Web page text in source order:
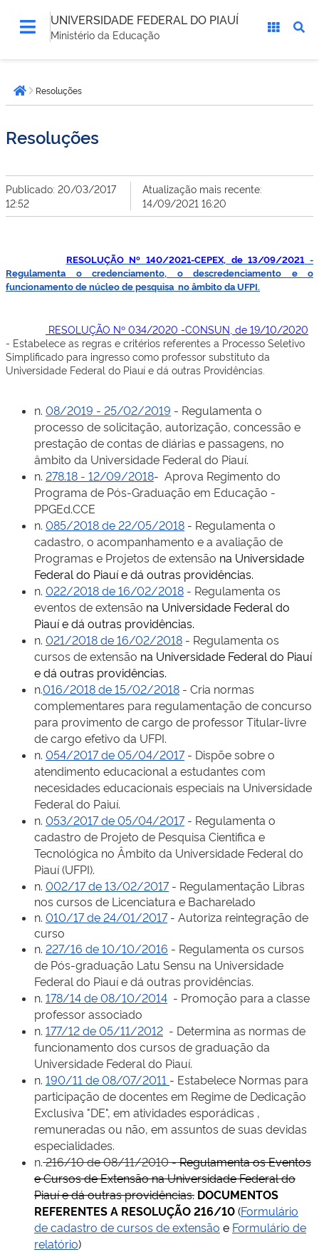
UNIVERSIDADE FEDERAL DO PIAUÍ
Ministério da Educação
está
aqui:Página inicial
Resoluções
Resoluções
Publicado: 20/03/2017
12:52
Atualização mais recente:
14/09/2021 16:20
RESOLUÇÃO Nº 140/2021-CEPEX, de 13/09/2021 -
Regulamenta o credenciamento, o descredenciamento e o
funcionamento de núcleo de pesquisa no âmbito da UFPI.
RESOLUÇÃO Nº 034/2020 -CONSUN, de 19/10/2020
- Estabelece as regras e critérios referentes a Processo Seletivo
Simplificado para ingresso como professor substituto da
Universidade Federal do Piauí e dá outras Providências.
n. 08/2019 - 25/02/2019 - Regulamenta o
processo de solicitação, autorização, concessão e
prestação de contas de diárias e passagens, no
âmbito da Universidade Federal do Piauí.
n. 278.18 - 12/09/2018- Aprova Regimento do
Programa de Pós-Graduação em Educação -
PPGEd.CCE
n. 085/2018 de 22/05/2018 - Regulamenta o
cadastro, o acompanhamento e a avaliação de
Programas e Projetos de extensão na Universidade
Federal do Piauí e dá outras providências.
n. 022/2018 de 16/02/2018 - Regulamenta os
eventos de extensão na Universidade Federal do
Piauí e dá outras providências.
n. 021/2018 de 16/02/2018 - Regulamenta os
cursos de extensão na Universidade Federal do Piauí
e dá outras providências.
n.016/2018 de 15/02/2018 - Cria normas
complementares para regulamentação de concurso
para provimento de cargo de professor Titular-livre
de cargo efetivo da UFPI.
n. 054/2017 de 05/04/2017- Dispõe sobre o
atendimento educacional a estudantes com
necesidades educacionais especiais na Universidade
Federal do Paiuí.
n. 053/2017 de 05/04/2017- Regulamenta o
cadastro de Projeto de Pesquisa Cientifica e
Tecnológica no Âmbito da Universidade Federal do
Piauí (UFPI).
n. 002/17 de 13/02/2017- Regulamentação Libras
nos cursos de Licenciatura e Bacharelado
n. 010/17 de 24/01/2017- Autoriza reintegração de
curso
n. 227/16 de 10/10/2016 - Regulamenta os cursos
de Pós-graduação Latu Sensu na Universidade
Federal do Piauí e dá outras providências.
n. 178/14 de 08/10/2014 - Promoção para a classe
professor associado
n. 177/12 de 05/11/2012 - Determina as normas de
funcionamento dos cursos de graduação da
Universidade Federal do Piauí.
n. 190/11 de 08/07/2011 - Estabelece Normas para
participação de docentes em Regime de Dedicação
Exclusiva "DE", em atividades esporádicas ,
remuneradas ou não, em assuntos de suas devidas
especialidades.
n.216/10 de 08/11/2010 -Regulamenta os Eventos
e Cursos de Extensão na Universidade Federal do
Piauí e dá outras providências. DOCUMENTOS
REFERENTES A RESOLUÇÃO 216/10(Formulário
de cadastro de cursos de extensão e Formulário de
relatório)